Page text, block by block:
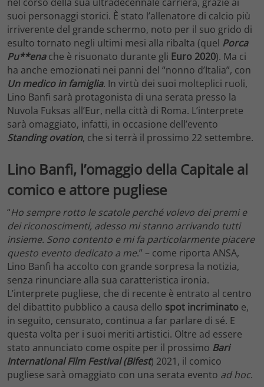
suoi personaggi storici. È stato l’allenatore di calcio più
irriverente del grande schermo, noto per il suo grido di
esulto tornato negli ultimi mesi alla ribalta (quel Porca
Pu**ena che è risuonato durante gli Euro 2020). Ma ci
ha anche emozionati nei panni del “nonno d’Italia”, con
Un medico in famiglia. In virtù dei suoi molteplici ruoli,
Lino Banfi sarà protagonista di una serata presso la
Nuvola Fuksas all’Eur, nella città di Roma. L’interprete
sarà omaggiato, infatti, in occasione dell’evento
Standing ovation, che si terrà il prossimo 22 settembre.
Lino Banfi, l’omaggio della Capitale al
comico e attore pugliese
“Ho sempre rotto le scatole perché volevo dei premi e
dei riconoscimenti, adesso mi stanno arrivando tutti
insieme. Sono contento e mi fa particolarmente piacere
questo evento dedicato a me.” – come riporta ANSA,
Lino Banfi ha accolto con grande sorpresa la notizia,
senza rinunciare alla sua caratteristica ironia.
L’interprete pugliese, che di recente è entrato al centro
del dibattito pubblico a causa dello spot incriminato e,
in seguito, censurato, continua a far parlare di sé. E
questa volta per i suoi meriti artistici. Oltre ad essere
stato annunciato come ospite per il prossimo Bari
International Film Festival (Bifest) 2021, il comico
pugliese sarà omaggiato con una serata evento ad hoc.